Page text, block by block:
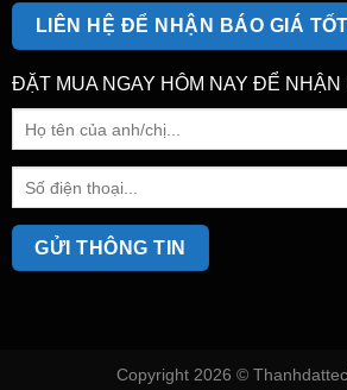
LIÊN HỆ ĐỂ NHẬN BÁO GIÁ
ĐẶT MUA NGAY HÔM NAY ĐỂ
Copyright 2026 ©